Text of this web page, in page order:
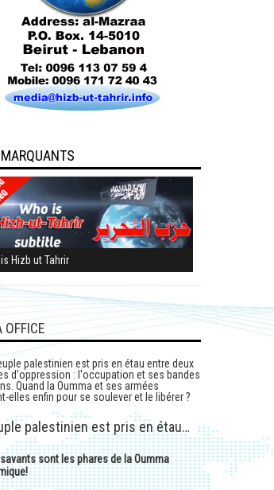
Hizb ut Tahrir
OFFICE
palestinien est pris en étau…
sont les phares de la Oumma